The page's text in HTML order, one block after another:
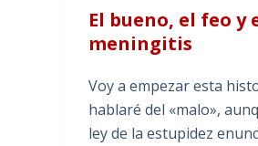
El bueno, el feo
meningitis
Voy a empezar esta
hablaré del «malo»,
ley de la estupidez